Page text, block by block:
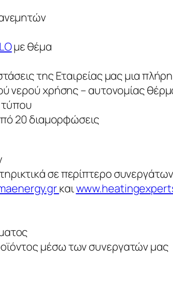
με θέμα
της Εταιρείας μας μια
νερού χρήσης – αυτονομίας
τύπου
20 διαμορφώσεις
σε περίπτερο συνεργάτων
και
μέσω των συνεργατών μας